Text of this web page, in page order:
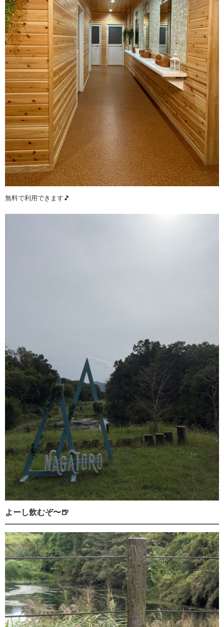
無料で利用できます🎵
よーし飲むぞ〜🍺